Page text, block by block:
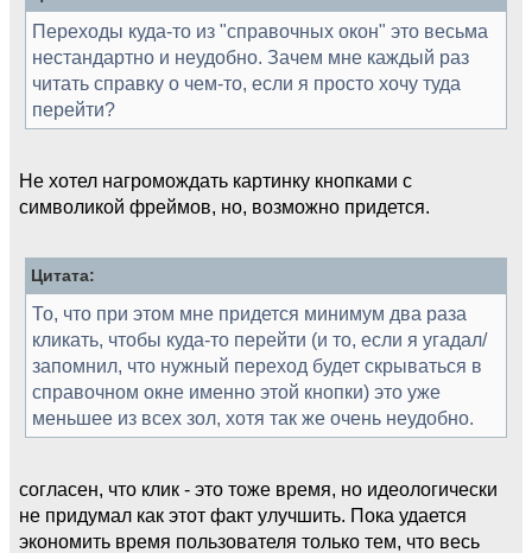
Переходы куда-то из "справочных окон" это весьма
нестандартно и неудобно. Зачем мне каждый раз
читать справку о чем-то, если я просто хочу туда
перейти?
Не хотел нагромождать картинку кнопками с
символикой фреймов, но, возможно придется.
Цитата:
То, что при этом мне придется минимум два раза
кликать, чтобы куда-то перейти (и то, если я угадал/
запомнил, что нужный переход будет скрываться в
справочном окне именно этой кнопки) это уже
меньшее из всех зол, хотя так же очень неудобно.
согласен, что клик - это тоже время, но идеологически
не придумал как этот факт улучшить. Пока удается
экономить время пользователя только тем, что весь